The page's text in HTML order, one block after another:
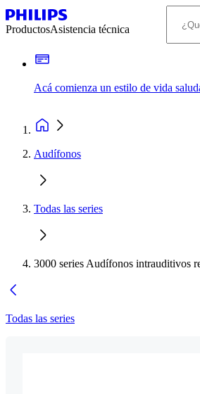
ProductosAsistencia técnica
Acá comienza un estilo de vida
Audífonos
Todas las series
3000 series Audífonos intrauditivos
Todas las series